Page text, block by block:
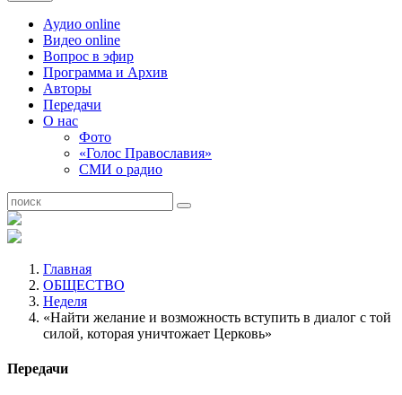
Аудио online
Видео online
Вопрос в эфир
Программа и Архив
Авторы
Передачи
О нас
Фото
«Голос Православия»
СМИ о радио
Главная
ОБЩЕСТВО
Неделя
«Найти желание и возможность вступить в диалог с той
силой, которая уничтожает Церковь»
Передачи